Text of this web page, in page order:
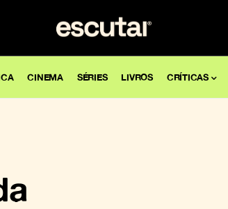
CINEMA SÉRIES LIVROS CRÍTICAS